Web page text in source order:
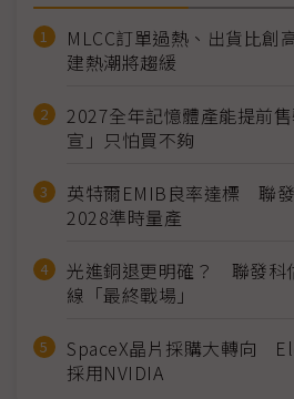
MLCC訂單過熱、出貨比
建熱潮將趨緩
2027全年記憶體產能提前
宣」只怕買不夠
英特爾EMIB良率達標 聯
2028準時量產
光進銅退更明確？ 聯發科
線「最終戰場」
SpaceX晶片採購大轉向
採用NVIDIA